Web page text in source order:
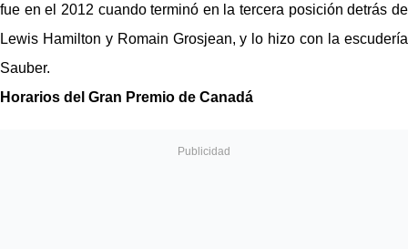
fue en el 2012 cuando terminó en la tercera posición detrás de
Lewis Hamilton y Romain Grosjean, y lo hizo con la escudería
Sauber.
Horarios del Gran Premio de Canadá